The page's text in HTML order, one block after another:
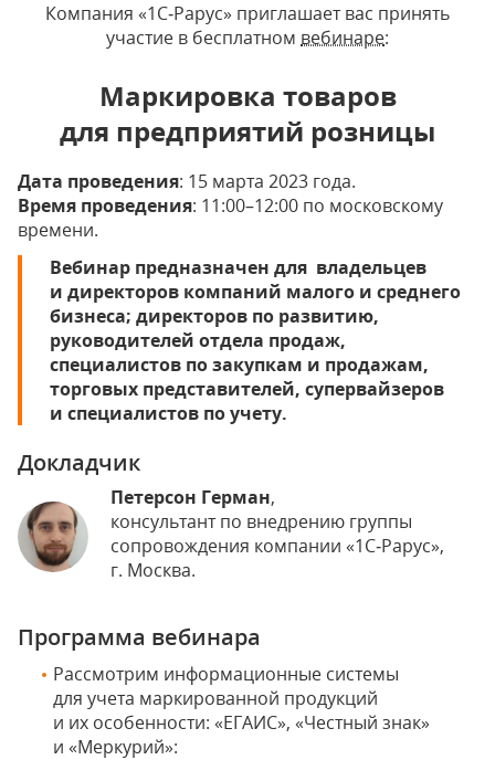
Компания «1С‑Рарус» приглашает вас принять
участие в бесплатном вебинаре:
Маркировка товаров
для предприятий розницы
Дата проведения: 15 марта 2023 года.
Время проведения: 11:00–12:00 по московскому
времени.
Вебинар предназначен для владельцев
и директоров компаний малого и среднего
бизнеса; директоров по развитию,
руководителей отдела продаж,
специалистов по закупкам и продажам,
торговых представителей, супервайзеров
и специалистов по учету.
Докладчик
Петерсон Герман,
консультант по внедрению группы
сопровождения компании «1С‑Рарус»,
г. Москва.
Программа вебинара
Рассмотрим информационные системы
для учета маркированной продукций
и их особенности: «ЕГАИС», «Честный знак»
и «Меркурий»: